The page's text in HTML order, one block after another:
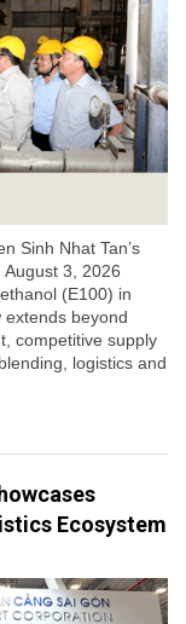
Sinh Nhat Tan’s
3, 2026
(E100) in
extends beyond
competitive supply
logistics and
Ecosystem